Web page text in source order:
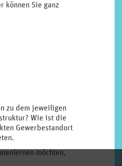
können Sie ganz
zu dem jeweiligen
Wie ist die
Gewerbestandort
möchten,